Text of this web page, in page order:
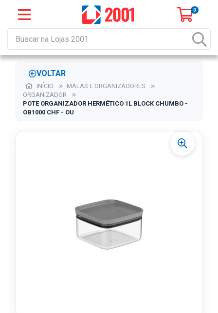
0
VOLTAR
INÍCIO
MALAS E ORGANIZADORES
ORGANIZADOR
POTE ORGANIZADOR HERMÉTICO 1L BLOCK CHUMBO -
OB1000 CHF - OU